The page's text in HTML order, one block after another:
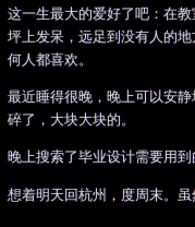
这一生最大的爱好了吧：在
坪上发呆，远足到没有人的
何人都喜欢。
最近睡得很晚，晚上可以安
碎了，大块大块的。
晚上搜索了毕业设计需要用到
想着明天回杭州，度周末。虽